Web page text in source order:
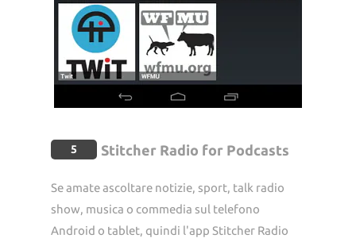
5 Stitcher Radio for Podcasts
Se amate ascoltare notizie, sport, talk radio
show, musica o commedia sul telefono
Android o tablet, quindi l'app Stitcher Radio